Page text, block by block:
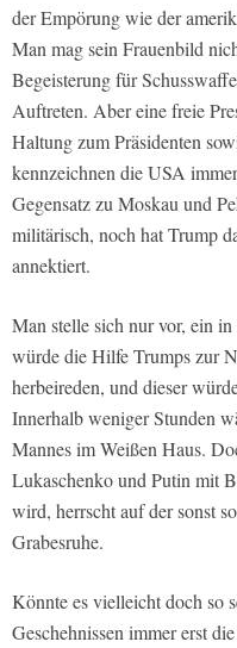
der Empörung wie der
Man mag sein Frauenbild
Begeisterung für
Auftreten. Aber eine freie
Haltung zum Präsidenten
kennzeichnen die USA
Gegensatz zu Moskau und
militärisch, noch hat Trump
annektiert.
Man stelle sich nur vor, ein
würde die Hilfe Trumps zur
herbeireden, und dieser
Innerhalb weniger Stunden
Mannes im Weißen Haus.
Lukaschenko und Putin mit
wird, herrscht auf der sonst
Grabesruhe.
Könnte es vielleicht doch so
Geschehnissen immer erst